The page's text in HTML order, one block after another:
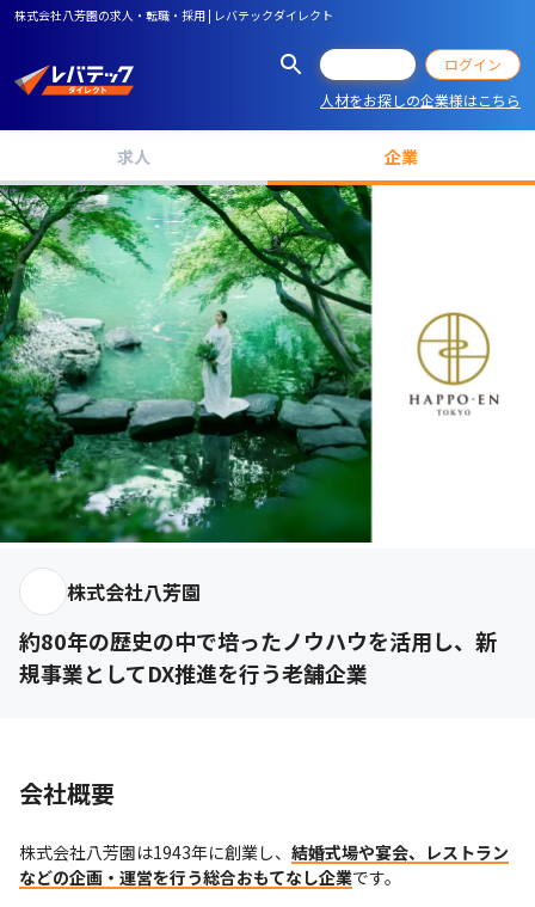
株式会社八芳園の求人・転職・採用 | レバテックダイレクト
ログイン
人材をお探しの企業様はこちら
求人 企業
株式会社八芳園
約80年の歴史の中で培ったノウハウを活用し、新
規事業としてDX推進を行う老舗企業
会社概要
株式会社八芳園は1943年に創業し、 結婚式場や宴会、レストラン
などの企画・運営を行う総合おもてなし企業です。